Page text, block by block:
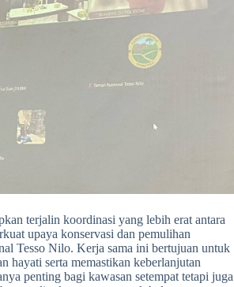
terjalin koordinasi yang lebih erat antara
upaya konservasi dan pemulihan
Tesso Nilo. Kerja sama ini bertujuan untuk
hayati serta memastikan keberlanjutan
penting bagi kawasan setempat tetapi juga